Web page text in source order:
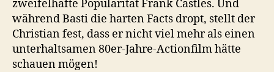
zweifelhafte Popularität Frank Castles. Und
während Basti die harten Facts dropt, stellt der
Christian fest, dass er nicht viel mehr als einen
unterhaltsamen 80er-Jahre-Actionfilm hätte
schauen mögen!